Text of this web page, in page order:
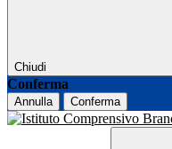
Chiudi
Conferma
Annulla Conferma